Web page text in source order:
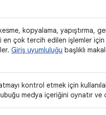
kopyalama, yapıştırma,
en çok tercih edilen işlemler için
Giriş uyumluluğu başlıklı
kontrol etmek için
medya içeriğini oynatır ve